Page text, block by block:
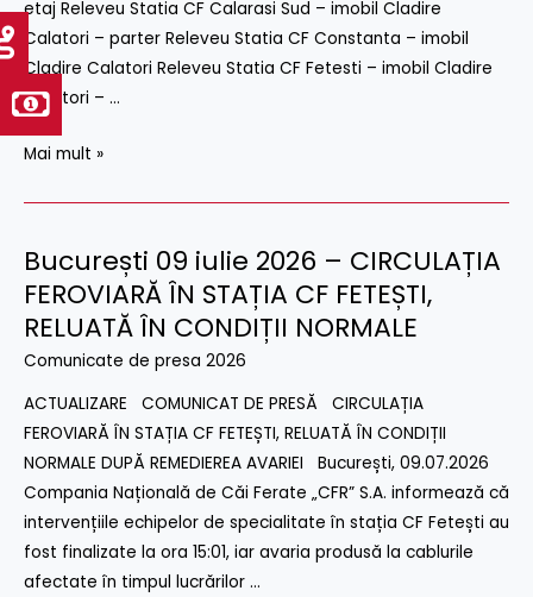
etaj Releveu Statia CF Calarasi Sud – imobil Cladire
Calatori – parter Releveu Statia CF Constanta – imobil
Cladire Calatori Releveu Statia CF Fetesti – imobil Cladire
Calatori – …
29
Iulie
2026
Mai mult »
București 09 iulie 2026 – CIRCULAȚIA
FEROVIARĂ ÎN STAȚIA CF FETEȘTI,
RELUATĂ ÎN CONDIȚII NORMALE
Comunicate de presa 2026
ACTUALIZARE COMUNICAT DE PRESĂ CIRCULAȚIA
FEROVIARĂ ÎN STAȚIA CF FETEȘTI, RELUATĂ ÎN CONDIȚII
NORMALE DUPĂ REMEDIEREA AVARIEI București, 09.07.2026
Compania Națională de Căi Ferate „CFR” S.A. informează că
intervențiile echipelor de specialitate în stația CF Fetești au
fost finalizate la ora 15:01, iar avaria produsă la cablurile
afectate în timpul lucrărilor …
București
09
iulie
CIRCULAȚIA
FEROVIARĂ
ÎN
STAȚIA
CF
FETEȘTI,
RELUATĂ